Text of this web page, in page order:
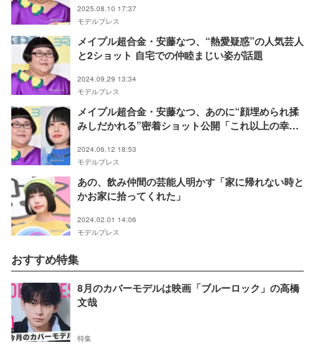
2025.08.10 17:37
モデルプレス
メイプル超合金・安藤なつ、“熱愛疑惑”の人気芸人
と2ショット 自宅での仲睦まじい姿が話題
2024.09.29 13:34
モデルプレス
メイプル超合金・安藤なつ、あのに“顔埋められ揉
みしだかれる”密着ショット公開「これ以上の幸せ
2024.06.12 18:53
モデルプレス
あの、飲み仲間の芸能人明かす「家に帰れない時と
かお家に拾ってくれた」
2024.02.01 14:06
モデルプレス
おすすめ特集
8月のカバーモデルは映画「ブルーロック」の高橋
文哉
特集